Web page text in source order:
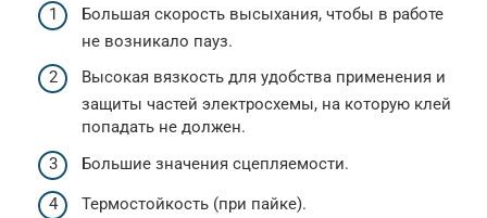
Большая скорость высыхания, чтобы в работе
не возникало пауз.
Высокая вязкость для удобства применения и
защиты частей электросхемы, на которую клей
попадать не должен.
Большие значения сцепляемости.
Термостойкость (при пайке).